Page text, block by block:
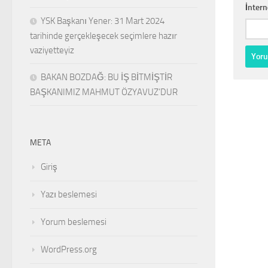
YSK Başkanı Yener: 31 Mart 2024
tarihinde gerçekleşecek seçimlere hazır
vaziyetteyiz
BAKAN BOZDAĞ: BU İŞ BİTMİŞTİR
BAŞKANIMIZ MAHMUT ÖZYAVUZ’DUR
META
Giriş
Yazı beslemesi
Yorum beslemesi
WordPress.org